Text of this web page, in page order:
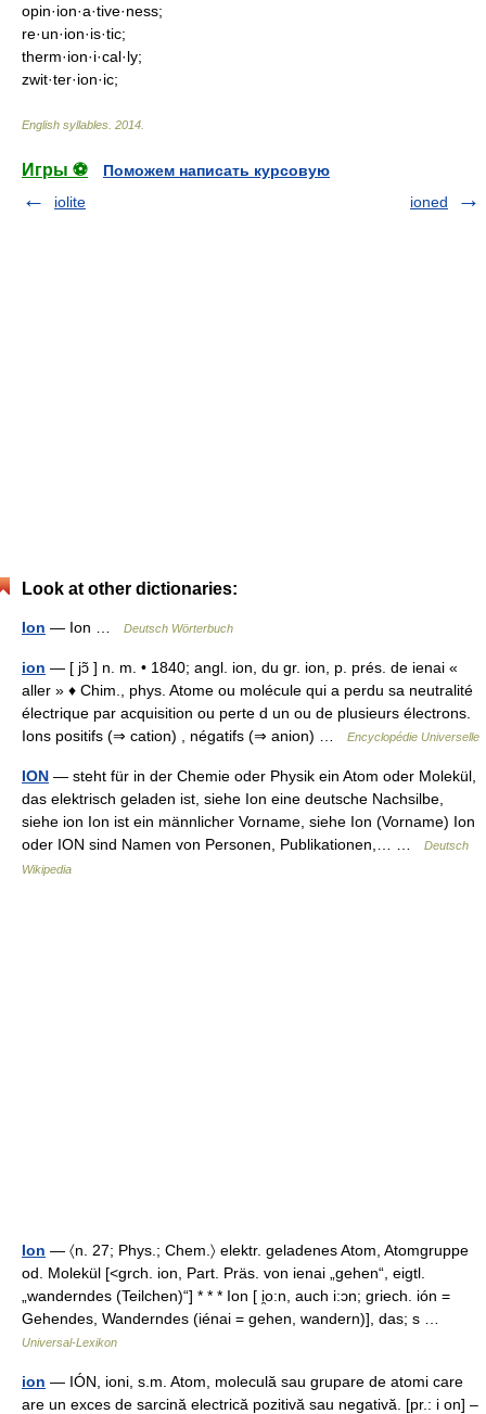
opin·ion·a·tive·ness;
re·un·ion·is·tic;
therm·ion·i·cal·ly;
zwit·ter·ion·ic;
English syllables 2014
Игры ⚽
Поможем написать курсовую
iolite
ioned
Look at other dictionaries:
Ion — Ion … Deutsch Wörterbuch
ion — [ jɔ̃ ] n. m. • 1840; angl. ion, du gr. ion, p. prés. de ienai «
aller » ♦ Chim., phys. Atome ou molécule qui a perdu sa neutralité
électrique par acquisition ou perte d un ou de plusieurs électrons.
Ions positifs (⇒ cation) , négatifs (⇒ anion) …
Encyclopédie Universelle
ION — steht für in der Chemie oder Physik ein Atom oder Molekül,
das elektrisch geladen ist, siehe Ion eine deutsche Nachsilbe,
siehe ion Ion ist ein männlicher Vorname, siehe Ion (Vorname) Ion
oder ION sind Namen von Personen, Publikationen,… …
Deutsch
Wikipedia
Ion — 〈n. 27; Phys.; Chem.〉 elektr. geladenes Atom, Atomgruppe
od. Molekül [<grch. ion, Part. Präs. von ienai „gehen“, eigtl.
„wanderndes (Teilchen)“] * * * Ion [ i̯o:n, auch i:ɔn; griech. ión =
Gehendes, Wanderndes (iénai = gehen, wandern)], das; s …
Universal-Lexikon
ion — IÓN, ioni, s.m. Atom, moleculă sau grupare de atomi care
are un exces de sarcină electrică pozitivă sau negativă. [pr.: i on] –